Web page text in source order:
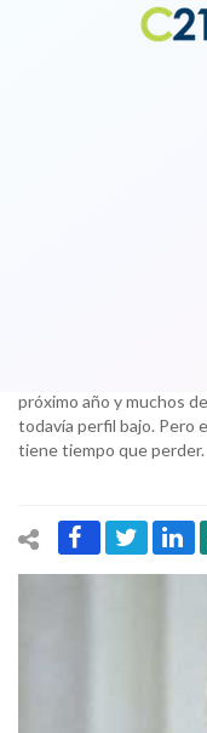
próximo año y muchos
todavía perfil bajo. Pero
tiene tiempo que perder.